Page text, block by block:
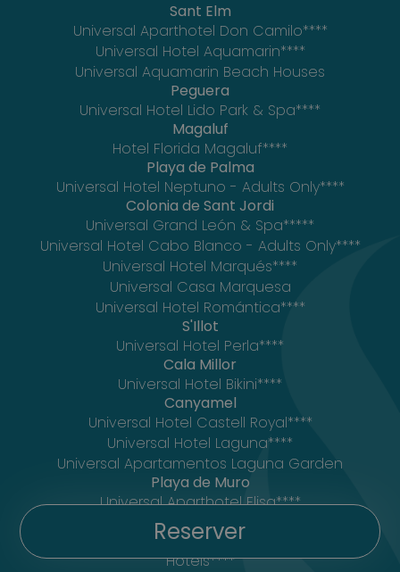
Sant Elm
Universal Aparthotel Don Camilo****
Universal Hotel Aquamarin****
Universal Aquamarin Beach Houses
Peguera
Universal Hotel Lido Park & Spa****
Magaluf
Hotel Florida Magaluf****
Playa de Palma
Universal Hotel Neptuno - Adults Only****
Colonia de Sant Jordi
Universal Grand León & Spa*****
Universal Hotel Cabo Blanco - Adults Only****
Universal Hotel Marqués****
Universal Casa Marquesa
Universal Hotel Romántica****
S'Illot
Universal Hotel Perla****
Cala Millor
Universal Hotel Bikini****
Canyamel
Universal Hotel Castell Royal****
Universal Hotel Laguna****
Universal Apartamentos Laguna Garden
Playa de Muro
Universal Aparthotel Elisa****
Formentera
Mar Suites Formentera by Universal Beach
Hotels****
Reserver